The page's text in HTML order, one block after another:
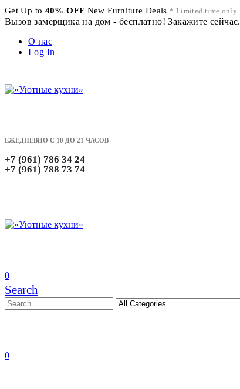
Get Up to 40% OFF New Furniture Deals * Limited time only.
Вызов замерщика на дом - бесплатно! Закажите сейчас.
О нас
Log In
ЕЖЕДНЕВНО С 10 ДО 21 ЧАСОВ
+7 (961) 786 34 24
+7 (961) 788 73 74
0
Search
0